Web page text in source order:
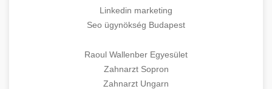
Linkedin marketing
Seo ügynökség Budapest
Raoul Wallenber Egyesület
Zahnarzt Sopron
Zahnarzt Ungarn